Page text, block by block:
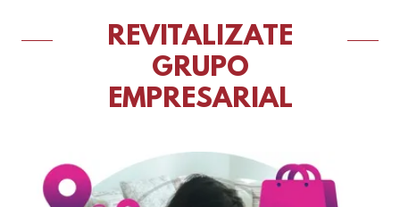
REVITALIZATE
GRUPO
EMPRESARIAL